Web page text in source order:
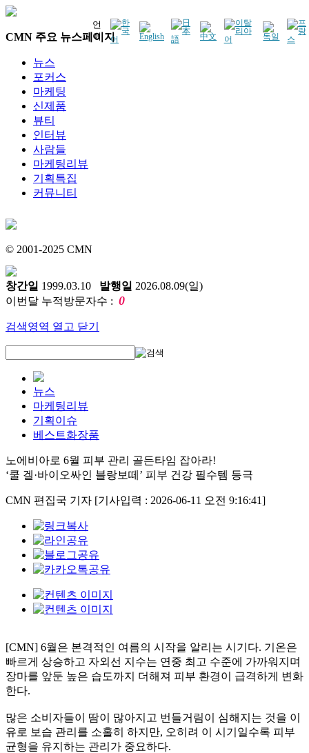
언
어
CMN 주요 뉴스페이지
뉴스
포커스
마케팅
신제품
뷰티
인터뷰
사람들
마케팅리뷰
기획특집
커뮤니티
© 2001-2025 CMN
창간일 1999.03.10 발행일 2026.08.09(일)
이번달 누적방문자수 : 0
검색영역 열고 닫기
뉴스
마케팅리뷰
기획이슈
베스트화장품
노에비아로 6월 피부 관리 골든타임 잡아라!
‘쿨 겔·바이오싸인 블랑보떼’ 피부 건강 필수템 등극
CMN 편집국 기자 [기사입력 : 2026-06-11 오전 9:16:41]
[CMN] 6월은 본격적인 여름의 시작을 알리는 시기다. 기온은
빠르게 상승하고 자외선 지수는 연중 최고 수준에 가까워지며
장마를 앞둔 높은 습도까지 더해져 피부 환경이 급격하게 변화
한다.
많은 소비자들이 땀이 많아지고 번들거림이 심해지는 것을 이
유로 보습 관리를 소홀히 하지만, 오히려 이 시기일수록 피부
균형을 유지하는 관리가 중요하다.